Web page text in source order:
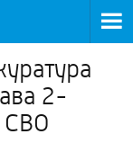
2-
СВО